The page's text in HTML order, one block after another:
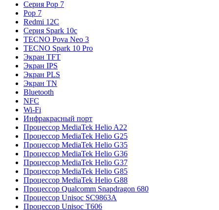
Серия Pop 7
Pop 7
Redmi 12C
Серия Spark 10c
TECNO Pova Neo 3
TECNO Spark 10 Pro
Экран TFT
Экран IPS
Экран PLS
Экран TN
Bluetooth
NFC
Wi-Fi
Инфракрасный порт
Процессор MediaTek Helio A22
Процессор MediaTek Helio G25
Процессор MediaTek Helio G35
Процессор MediaTek Helio G36
Процессор MediaTek Helio G37
Процессор MediaTek Helio G85
Процессор MediaTek Helio G88
Процессор Qualcomm Snapdragon 680
Процессор Unisoc SC9863A
Процессор Unisoc T606